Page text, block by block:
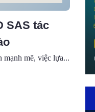
SAS tác
mạnh mẽ, việc lựa...